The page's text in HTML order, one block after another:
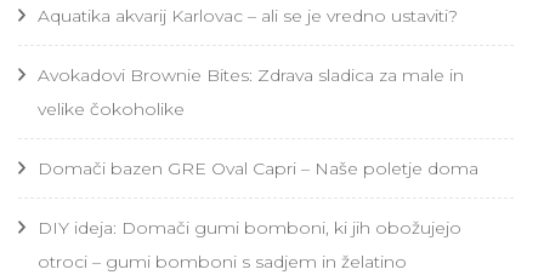
Aquatika akvarij Karlovac – ali se je vredno ustaviti?
Avokadovi Brownie Bites: Zdrava sladica za male in
velike čokoholike
Domači bazen GRE Oval Capri – Naše poletje doma
DIY ideja: Domači gumi bomboni, ki jih obožujejo
otroci – gumi bomboni s sadjem in želatino